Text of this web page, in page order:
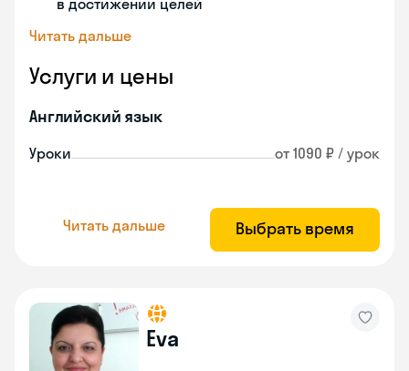
в достижении целей
Читать дальше
Услуги и цены
Английский язык
Уроки от 1090 ₽ / урок
Читать дальше Выбрать время
Eva